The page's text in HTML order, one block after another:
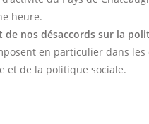
heure.
nos désaccords sur la
en particulier dans les
et de la politique sociale.